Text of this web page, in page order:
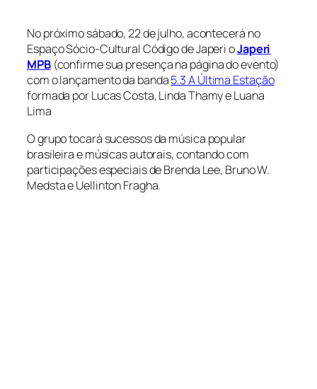
No próximo sábado, 22 de julho, acontecerá no
Espaço Sócio-Cultural Código de Japeri oJaperi
MPB(confirme sua presença na página do evento)
com o lançamento da banda5.3 A Última Estação
formada por Lucas Costa, Linda Thamy e Luana
Lima
O grupo tocará sucessos da música popular
brasileira e músicas autorais, contando com
participações especiais de Brenda Lee, Bruno W.
Medsta e Uellinton Fragha.